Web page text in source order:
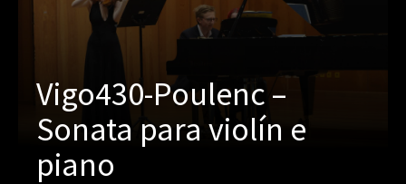
Vigo430-Poulenc –
Sonata para violín e
piano